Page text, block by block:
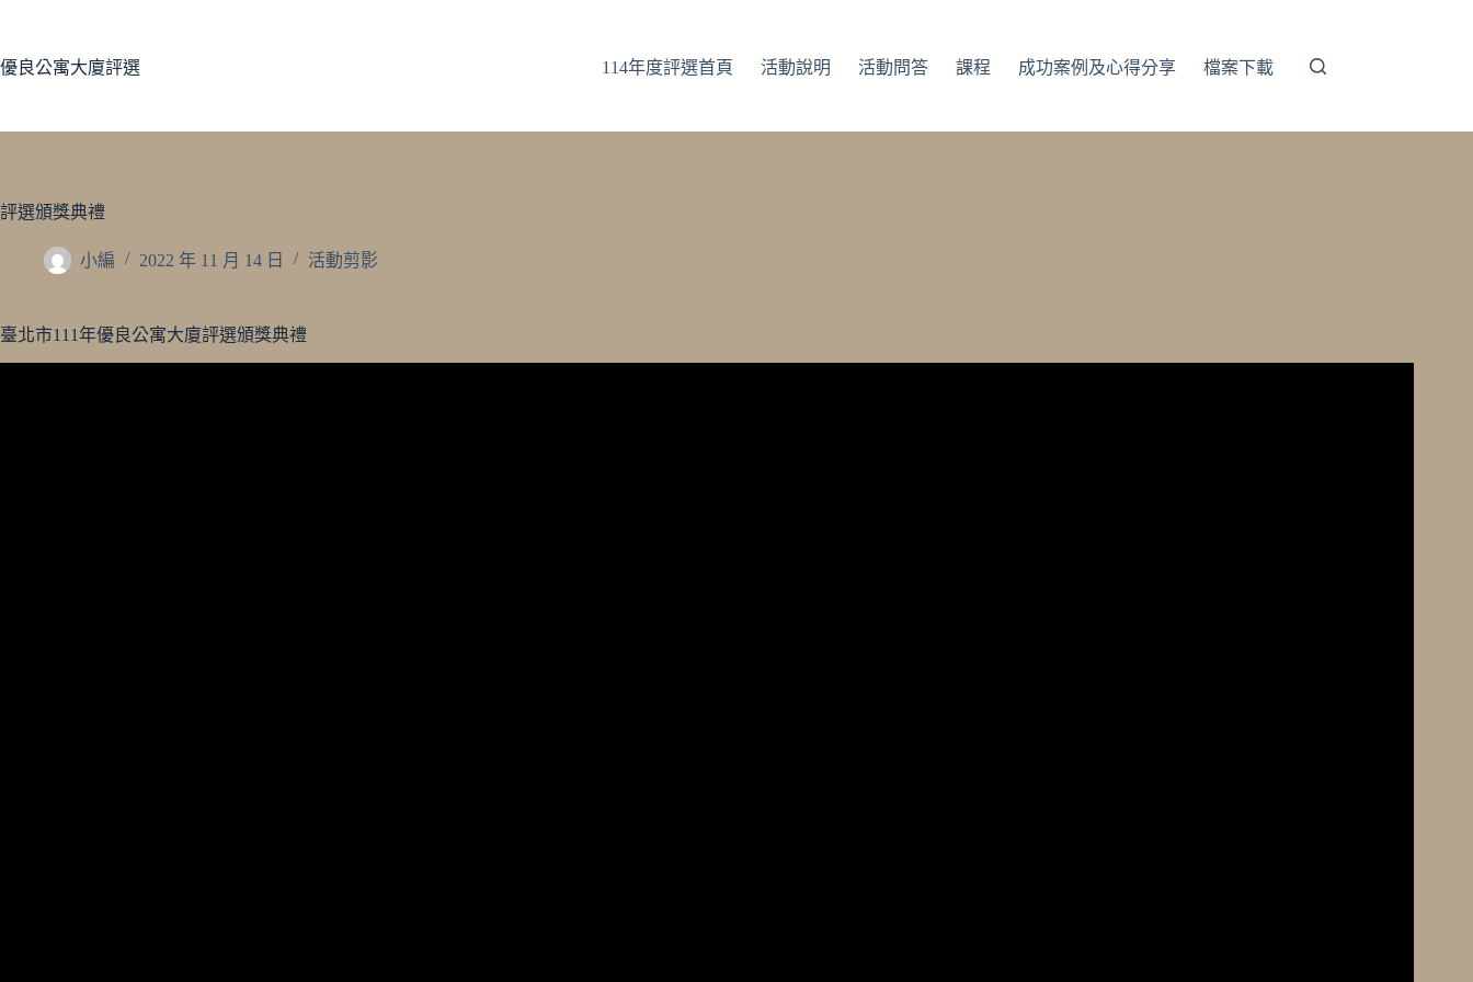
主
優良公寓大廈評選 114年度評選首頁 活動說明 活動問答 課程 成功案例及心得分享 檔案下載
評選頒獎典禮
小編 2022 年 11 月 14 日 活動剪影
臺北市111年優良公寓大廈評選頒獎典禮